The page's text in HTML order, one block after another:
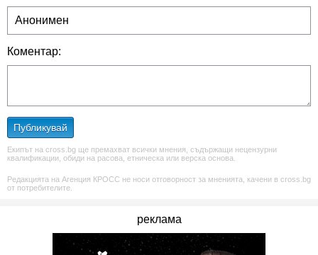
Коментар:
Публикувай
Екипът на cross.bg ще премахват всички мнения, съдържащи нецензурни
квалификации, обиди на расова, етническа или верска основа.
Редакцията на Агенция КРОСС не носи отговорност за мненията, качени в cross.bg
от потребителите.
реклама